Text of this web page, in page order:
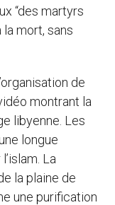
“des martyrs
la mort, sans
de
montrant la
libyenne. Les
longue
La
la plaine de
une purification